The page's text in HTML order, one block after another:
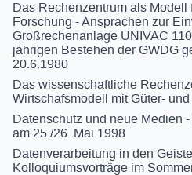
Das Rechenzentrum als Modell
Forschung - Ansprachen zur
Großrechenanlage UNIVAC
jährigen Bestehen der GWDG
20.6.1980
Das wissenschaftliche
Wirtschafsmodell mit Güter-
Datenschutz und neue Medien
am 25./26. Mai 1998
Datenverarbeitung in den
Kolloquiumsvorträge im